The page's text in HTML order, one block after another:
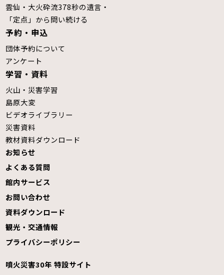
雲仙・大火砕流378秒の遺言・
「定点」から問い続ける
予約・申込
団体予約について
アンケート
学習・資料
火山・災害学習
島原大変
ビデオライブラリー
災害資料
教材資料ダウンロード
お知らせ
よくある質問
館内サービス
お問い合わせ
資料ダウンロード
観光・交通情報
プライバシーポリシー
噴火災害30年 特設サイト